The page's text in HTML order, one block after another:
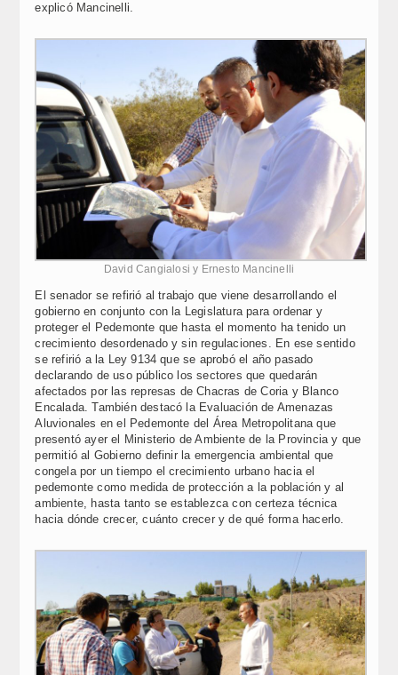
explicó Mancinelli.
David Cangialosi y Ernesto Mancinelli
El senador se refirió al trabajo que viene desarrollando el
gobierno en conjunto con la Legislatura para ordenar y
proteger el Pedemonte que hasta el momento ha tenido un
crecimiento desordenado y sin regulaciones. En ese sentido
se refirió a la Ley 9134 que se aprobó el año pasado
declarando de uso público los sectores que quedarán
afectados por las represas de Chacras de Coria y Blanco
Encalada. También destacó la Evaluación de Amenazas
Aluvionales en el Pedemonte del Área Metropolitana que
presentó ayer el Ministerio de Ambiente de la Provincia y que
permitió al Gobierno definir la emergencia ambiental que
congela por un tiempo el crecimiento urbano hacia el
pedemonte como medida de protección a la población y al
ambiente, hasta tanto se establezca con certeza técnica
hacia dónde crecer, cuánto crecer y de qué forma hacerlo.